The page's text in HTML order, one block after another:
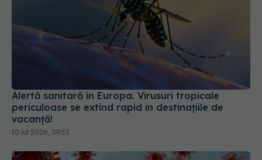
Alertă sanitară în Europa. Virusuri tropicale
periculoase se extind rapid în destinațiile de
vacanță!
10 iul 2026, 09:53